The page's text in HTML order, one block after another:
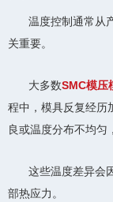
温度控制通常从
关重要。
大多数SMC模压
程中，模具反复经历
良或温度分布不均匀
这些温度差异会
部热应力。